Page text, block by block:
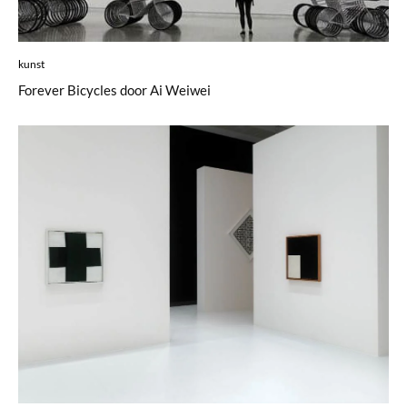
kunst
Forever Bicycles door Ai Weiwei